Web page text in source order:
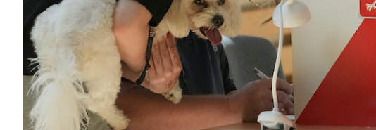
Economia
Sport
Altrecose
Mondiali calcio 2026
PODCAST